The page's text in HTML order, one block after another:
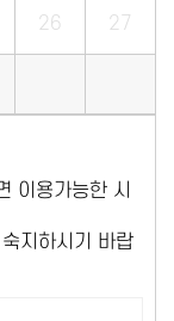
26 27
이용가능한 시
지하시기 바랍